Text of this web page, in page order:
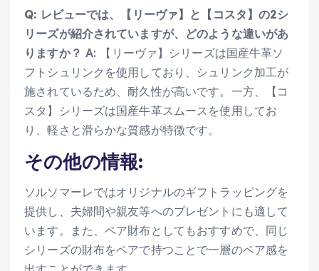
Q: レビューでは、【リーヴァ】と【コスタ】の2シ
リーズが紹介されていますが、どのような違いがあ
りますか？ A: 【リーヴァ】シリーズは国産牛革ソ
フトシュリンクを使用しており、シュリンク加工が
施されているため、耐久性が高いです。一方、【コ
スタ】シリーズは国産牛革スムースを使用してお
り、軽さと滑らかな質感が特徴です。
その他の情報:
ソルソマーレではオリジナルのギフトラッピングを
提供し、夫婦間や親友等へのプレゼントにも適して
います。また、ペア財布としてもおすすめで、同じ
シリーズの財布をペアで持つことで一層のペア感を